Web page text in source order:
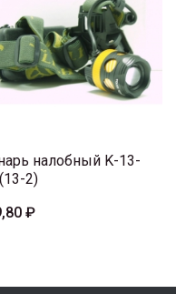
налобный K-13-
2)
₽